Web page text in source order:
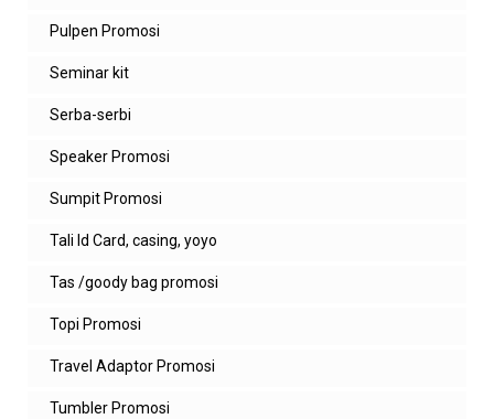
Pulpen Promosi
Seminar kit
Serba-serbi
Speaker Promosi
Sumpit Promosi
Tali Id Card, casing, yoyo
Tas /goody bag promosi
Topi Promosi
Travel Adaptor Promosi
Tumbler Promosi